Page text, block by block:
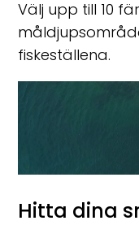
Välj upp till 10
fiskeställena.
Hitta dina